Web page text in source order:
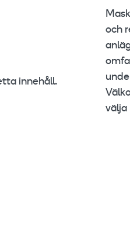
innehåll.
och
välja